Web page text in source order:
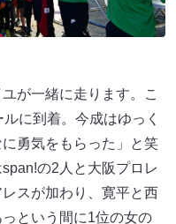
が一緒に走ります。こ
に到着。今成はゆっく
勇気をもらった」と笑
の2人と大阪プロレ
スが加わり、寛平と西
という間に1位の女の